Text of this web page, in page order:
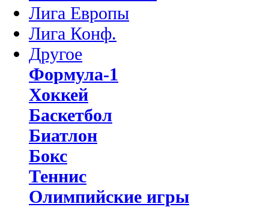
Лига Европы
Лига Конф.
Другое
Формула-1
Хоккей
Баскетбол
Биатлон
Бокс
Теннис
Олимпийские игры